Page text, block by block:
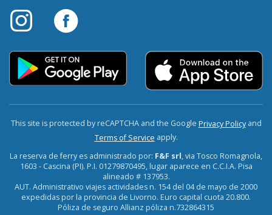
This site is protected by reCAPTCHA and the Google Privacy Policyand
Terms of Service apply.
La reserva de ferry es administrado por: F&F srl, via Tosco Romagnola,
1603 - Cascina (PI). P.I. 01279870495, lugar aparece en C.C.I.A. Pisa
alineado # 137953.
AUT. Administrativo viajes actividades n. 154 del 04 de mayo de 2000
expedidas por la provincia de Livorno. Euro capital cuota 20.800.
Póliza de seguro Allianz póliza n.732864315